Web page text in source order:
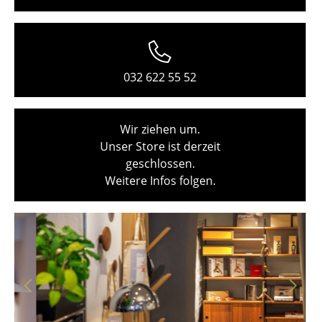
Nürnberg
Schwarzwald
Solothurn
Stuttgart
032 622 55 52
Wir ziehen um.
Unser Store ist derzeit
geschlossen.
Weitere Infos folgen.